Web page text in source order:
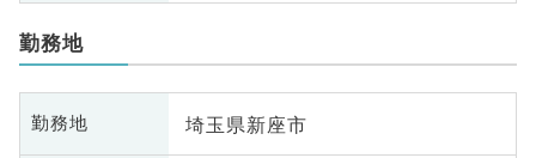
勤務地
勤務地 埼玉県新座市